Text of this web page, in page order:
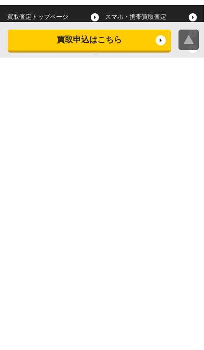
買取申込はこちら
買取査定トップページ スマホ・携帯買取査定
タブレット買取査定
スマートウォッチ買取査定